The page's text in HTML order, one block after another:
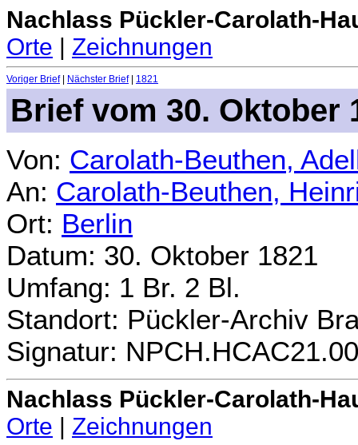
Nachlass Pückler-Carolath-
Orte | Zeichnungen
Voriger Brief| Nächster Brief| 1821
Brief vom 30. Oktober
Von: Carolath-Beuthen,
An: Carolath-Beuthen,
Ort: Berlin
Datum: 30. Oktober 1821
Umfang: 1 Br. 2 Bl.
Standort: Pückler-Archiv
Signatur:
Nachlass Pückler-Carolath-
Orte
Zeichnungen